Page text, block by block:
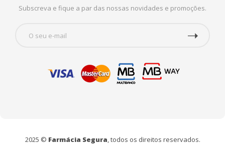
Subscreva e fique a par das nossas novidades e promoções.
2025 © Farmácia Segura, todos os direitos reservados.